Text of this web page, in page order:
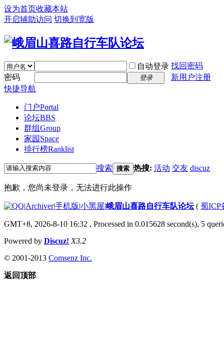
设为首页收藏本站
开启辅助访问 切换到宽版
自动登录 找回密码
密码
登录
新用户注册
快捷导航
门户Portal
论坛BBS
群组Group
家园 Space
排行榜Ranklist
搜索 搜索 热搜: 活动 交友 discuz
抱歉，您尚未登录，无法进行此操作
|Archiver|手机版|小黑屋|峨眉山喜路自行车队论坛( 蜀ICP
GMT+8, 2026-8-10 16:32 , Processed in 0.015628 second(s), 5
Powered by Discuz! X3.2
© 2001-2013 Comsenz Inc.
返回顶部